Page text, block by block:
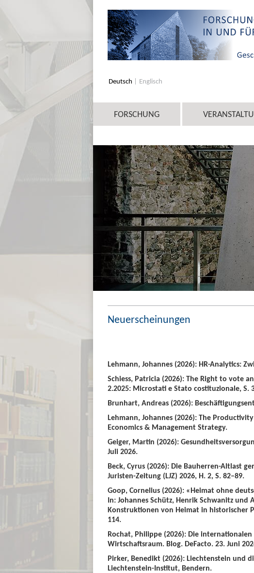
Deutsch Englisch
FORSCHUNG
Neuerscheinungen
Lehmann, Johannes (2026): HR-Analytics:
Schiess, Patricia (2026): The Right to vote
2.2025: Microstati e Stato costituzionale, S.
Brunhart, Andreas (2026):
Lehmann, Johannes (2026): The
Economics & Management Strategy.
Geiger, Martin (2026):
Juli 2026.
Beck, Cyrus (2026): Die Bauherren-Altlast
Juristen-Zeitung (LJZ) 2026, H. 2, S. 82–89.
Goop, Cornelius (2026): «Heimat ohne
In: Johannes Schütz, Henrik Schwanitz
Konstruktionen von Heimat in historischer
114.
Rochat, Philippe (2026): Die
Wirtschaftsraum. Blog. DeFacto. 23. Juni
Pirker, Benedikt (2026): Liechtenstein und
Liechtenstein-Institut, Bendern.